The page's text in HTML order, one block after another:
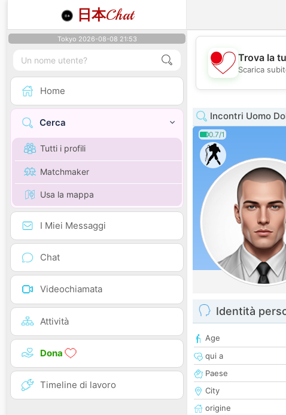
日本Chat
Tokyo 2026-08-08 21:53
Home
Cerca
Tutti i profili
Matchmaker
Usa la mappa
I Miei Messaggi
Chat
Videochiamata
Attività
Dona
Timeline di lavoro
Trova la
Scarica
Incontri Uomo
0.7/1
Identità
Age
qui a
Paese
City
origine